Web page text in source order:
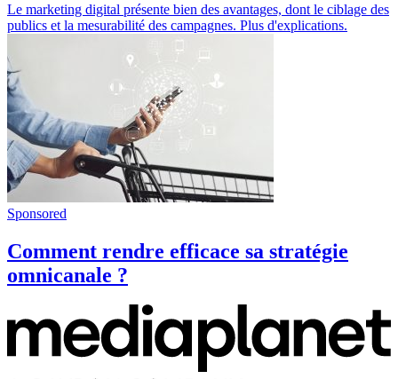
Le marketing digital présente bien des avantages, dont le ciblage des
publics et la mesurabilité des campagnes. Plus d'explications.
Sponsored
Comment rendre efficace sa stratégie
omnicanale ?